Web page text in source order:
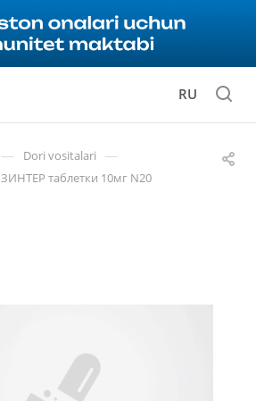
RU
— Dori vositalari —
ЗИНТЕР таблетки 10мг N20